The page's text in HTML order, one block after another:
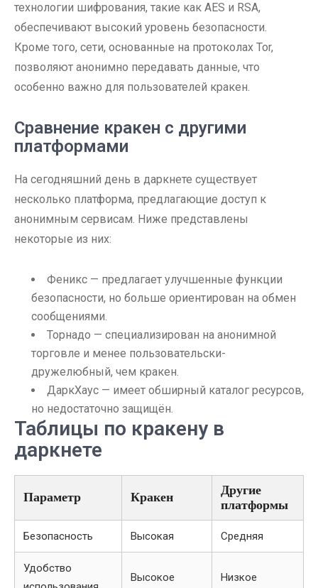
технологии шифрования, такие как AES и RSA,
обеспечивают высокий уровень безопасности.
Кроме того, сети, основанные на протоколах Tor,
позволяют анонимно передавать данные, что
особенно важно для пользователей кракен.
Сравнение кракен с другими
платформами
На сегодняшний день в даркнете существует
несколько платформа, предлагающие доступ к
анонимным сервисам. Ниже представлены
некоторые из них:
Феникс — предлагает улучшенные функции
безопасности, но больше ориентирован на обмен
сообщениями.
Торнадо — специализирован на анонимной
торговле и менее пользовательски-
дружелюбный, чем кракен.
ДаркХаус — имеет обширный каталог ресурсов,
но недостаточно защищён.
Таблицы по кракену в
даркнете
Параметр Кракен
Другие
платформы
Безопасность Высокая Средняя
Удобство
Высокое Низкое